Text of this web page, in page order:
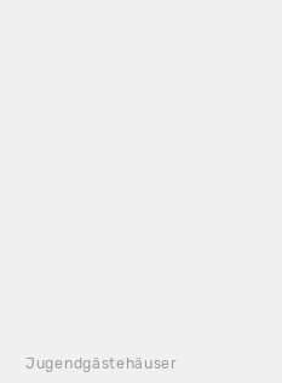
Jugendgästehäuser